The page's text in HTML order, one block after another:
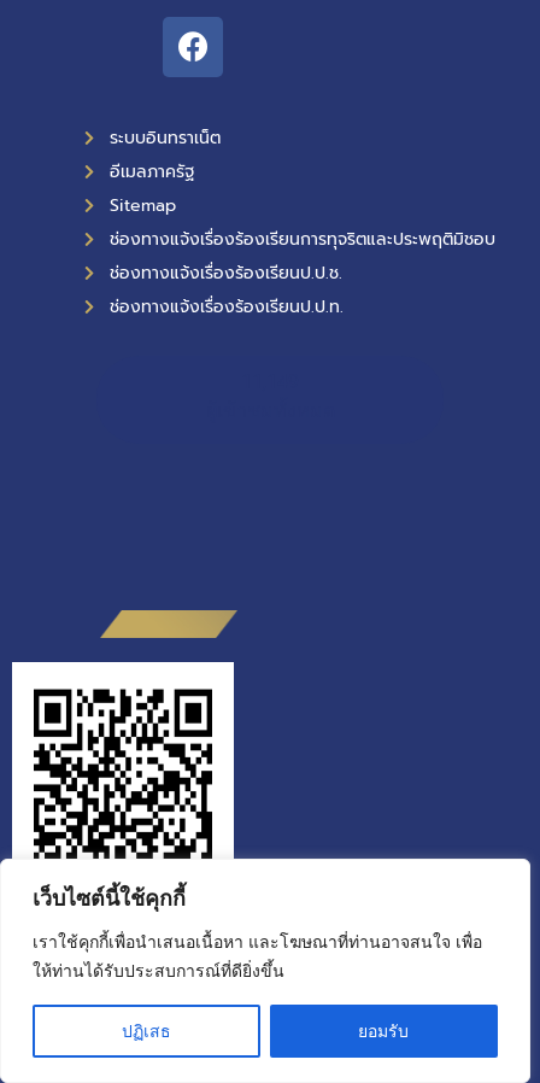
เว็บไซต์นี้ใช้คุกกี้
เราใช้คุกกี้เพื่อนำเสนอเนื้อหา และโฆษณาที่ท่านอาจสนใจ เพื่อ
ให้ท่านได้รับประสบการณ์ที่ดียิ่งขึ้น
ปฏิเสธ ยอมรับ
ระบบอินทราเน็ต
อีเมลภาครัฐ
Sitemap
ช่องทางแจ้งเรื่องร้องเรียนการทุจริตและประพฤติมิชอบ
ช่องทางแจ้งเรื่องร้องเรียนป.ป.ช.
ช่องทางแจ้งเรื่องร้องเรียนป.ป.ท.
สำนักงานส่งเสริมวิสาหกิจเพื่อสังคม
ขอเชิญผู้รับบริการหรือผู้ติดต่อ สแกน QR CODE ประเมินคุณธรรมและ
ความโปร่งใส ผู้มีส่วนได้ส่วนเสียภายนอก (EIT) ประจำปีงบประมาณ 2568